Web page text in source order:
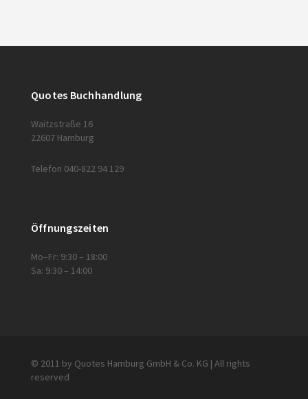
Quotes Buchhandlung
Waitzstraße 16
22607 Hamburg
Telefon 040-822 94 129
Öffnungszeiten
Mo–Fr: 9:30 – 18:00
Sa: 9:30 – 14:00
© 2011 by Quotes Hamburg GmbH & Co. KG | All rights
reserved